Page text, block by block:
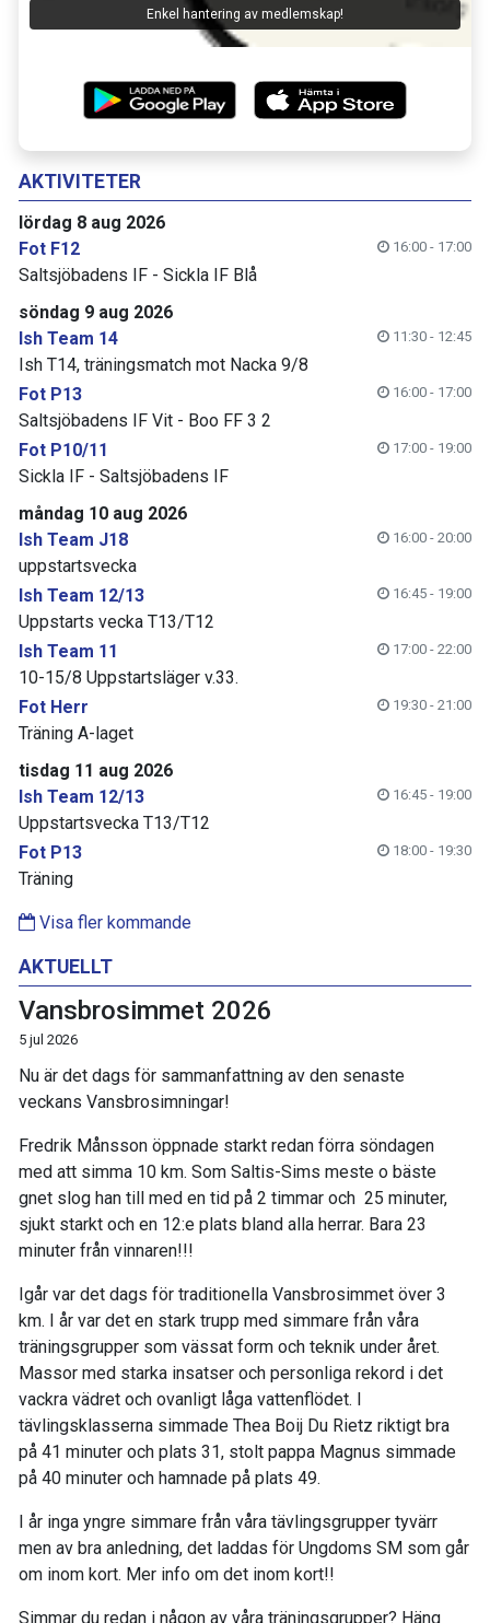
Enkel hantering av medlemskap!
Kommunicera med ledare och deltagare!
AKTIVITETER
lördag 8 aug 2026
Fot F12
16:00 - 17:00
Saltsjöbadens IF - Sickla IF Blå
söndag 9 aug 2026
Ish Team 14
11:30 - 12:45
Ish T14, träningsmatch mot Nacka 9/8
Fot P13
16:00 - 17:00
Saltsjöbadens IF Vit - Boo FF 3 2
Fot P10/11
17:00 - 19:00
Sickla IF - Saltsjöbadens IF
måndag 10 aug 2026
Ish Team J18
16:00 - 20:00
uppstartsvecka
Ish Team 12/13
16:45 - 19:00
Uppstarts vecka T13/T12
Ish Team 11
17:00 - 22:00
10-15/8 Uppstartsläger v.33.
Fot Herr
19:30 - 21:00
Träning A-laget
tisdag 11 aug 2026
Ish Team 12/13
16:45 - 19:00
Uppstartsvecka T13/T12
Fot P13
18:00 - 19:30
Träning
Visa fler kommande
AKTUELLT
Vansbrosimmet 2026
5 jul 2026
Nu är det dags för sammanfattning av den senaste
veckans Vansbrosimningar!
Fredrik Månsson öppnade starkt redan förra söndagen
med att simma 10 km. Som Saltis-Sims meste o bäste
gnet slog han till med en tid på 2 timmar och 25 minuter,
sjukt starkt och en 12:e plats bland alla herrar. Bara 23
minuter från vinnaren!!!
Igår var det dags för traditionella Vansbrosimmet över 3
km. I år var det en stark trupp med simmare från våra
träningsgrupper som vässat form och teknik under året.
Massor med starka insatser och personliga rekord i det
vackra vädret och ovanligt låga vattenflödet. I
tävlingsklasserna simmade Thea Boij Du Rietz riktigt bra
på 41 minuter och plats 31, stolt pappa Magnus simmade
på 40 minuter och hamnade på plats 49.
I år inga yngre simmare från våra tävlingsgrupper tyvärr
men av bra anledning, det laddas för Ungdoms SM som går
om inom kort. Mer info om det inom kort!!
Simmar du redan i någon av våra träningsgrupper? Häng